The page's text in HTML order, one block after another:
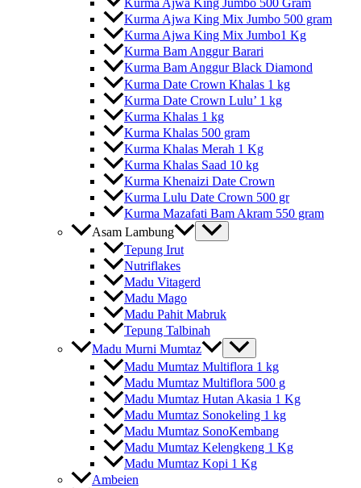
Kurma Ajwa King Jumbo 500 Gram
Kurma Ajwa King Mix Jumbo 500 gram
Kurma Ajwa King Mix Jumbo1 Kg
Kurma Bam Anggur Barari
Kurma Bam Anggur Black Diamond
Kurma Date Crown Khalas 1 kg
Kurma Date Crown Lulu’ 1 kg
Kurma Khalas 1 kg
Kurma Khalas 500 gram
Kurma Khalas Merah 1 Kg
Kurma Khalas Saad 10 kg
Kurma Khenaizi Date Crown
Kurma Lulu Date Crown 500 gr
Kurma Mazafati Bam Akram 550 gram
Asam Lambung
Tepung Irut
Nutriflakes
Madu Vitagerd
Madu Mago
Madu Pahit Mabruk
Tepung Talbinah
Madu Murni Mumtaz
Madu Mumtaz Multiflora 1 kg
Madu Mumtaz Multiflora 500 g
Madu Mumtaz Hutan Akasia 1 Kg
Madu Mumtaz Sonokeling 1 kg
Madu Mumtaz SonoKembang
Madu Mumtaz Kelengkeng 1 Kg
Madu Mumtaz Kopi 1 Kg
Ambeien